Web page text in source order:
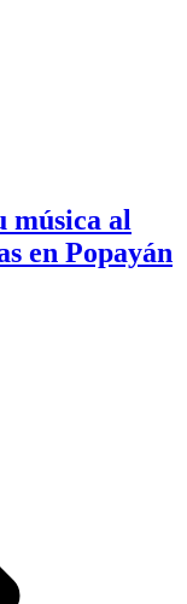
música al
en Popayán